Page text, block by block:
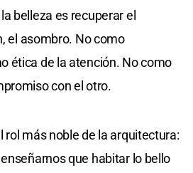
belleza es recuperar el
el asombro. No como
ética de la atención. No como
con el otro.
rol más noble de la arquitectura:
que habitar lo bello